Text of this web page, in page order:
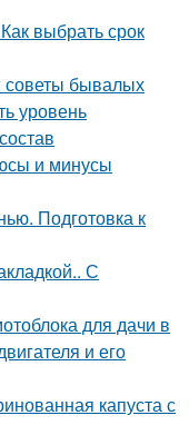
выбрать срок
советы бывалых
уровень
и минусы
Подготовка к
С
для дачи в
и его
капуста с